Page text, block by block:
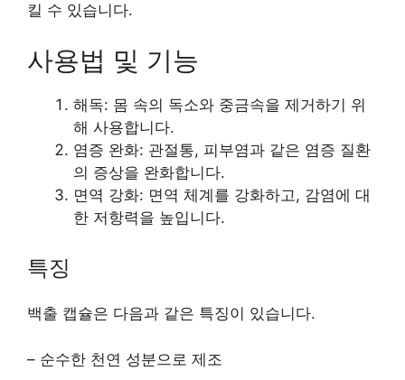
킬 수 있습니다.
사용법 및 기능
해독: 몸 속의 독소와 중금속을 제거하기 위
해 사용합니다.
염증 완화: 관절통, 피부염과 같은 염증 질환
의 증상을 완화합니다.
면역 강화: 면역 체계를 강화하고, 감염에 대
한 저항력을 높입니다.
특징
백출 캡슐은 다음과 같은 특징이 있습니다.
– 순수한 천연 성분으로 제조